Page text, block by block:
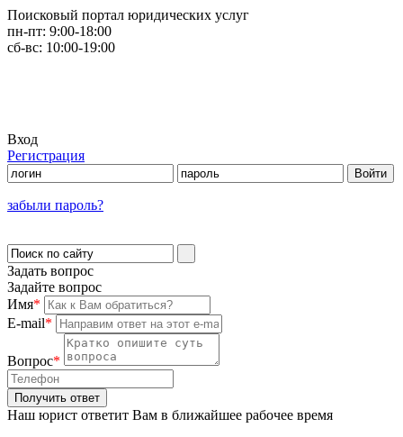
Поисковый портал юридических услуг
пн-пт: 9:00-18:00
сб-вс: 10:00-19:00
Вход
Регистрация
забыли пароль?
Задать вопрос
Задайте вопрос
Имя*
E-mail*
Вопрос*
Наш юрист ответит Вам в ближайшее рабочее время